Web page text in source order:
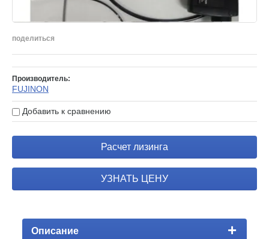
поделиться
Производитель:
FUJINON
Добавить к сравнению
Расчет лизинга
УЗНАТЬ ЦЕНУ
Описание